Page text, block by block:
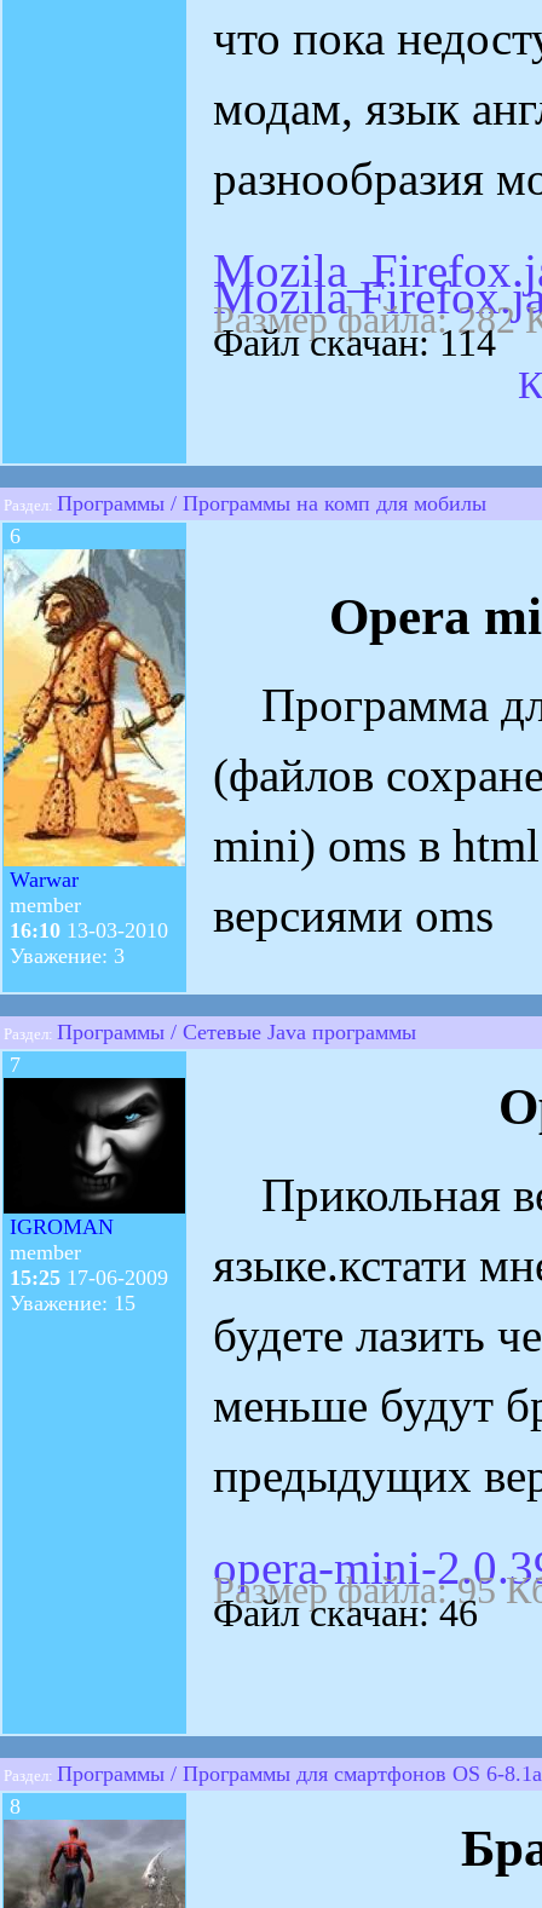
что пока
модам, язык
разнообразия
Mozila
Размер файла: 282
Файл скачан: 114
Раздел: Программы / Программы на комп для мобилы
6
Warwar
member
16:10 13-03-2010
Уважение: 3
Opera
Программа
(файлов
mini) oms в
версиями oms
Раздел: Программы / Сетевые Java программы
7
IGROMAN
member
15:25 17-06-2009
Уважение: 15
Прикольная
языке.кстати
будете лазить
меньше будут
предыдущих
opera-mini-
Размер файла: 95
Файл скачан: 46
Раздел: Программы / Программы для смартфонов OS 6-8.1a
8